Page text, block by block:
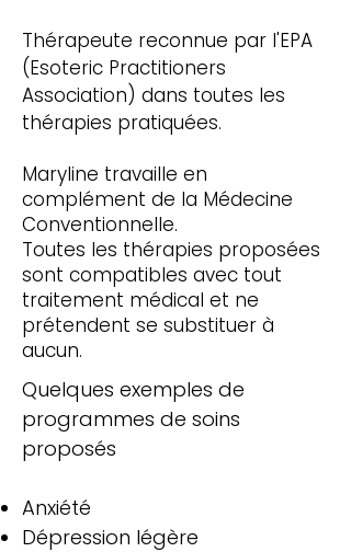
Thérapeute reconnue par l'EPA
(Esoteric Practitioners
Association) dans toutes les
thérapies pratiquées.
Maryline travaille en
complément de la Médecine
Conventionnelle.
Toutes les thérapies proposées
sont compatibles avec tout
traitement médical et ne
prétendent se substituer à
aucun.
Quelques exemples de
programmes de soins
proposés
Anxiété
Dépression légère